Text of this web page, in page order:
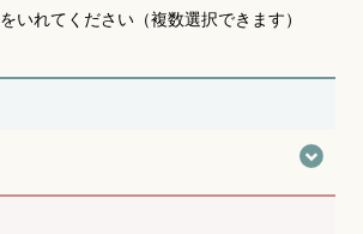
をいれてください（複数選択できます）